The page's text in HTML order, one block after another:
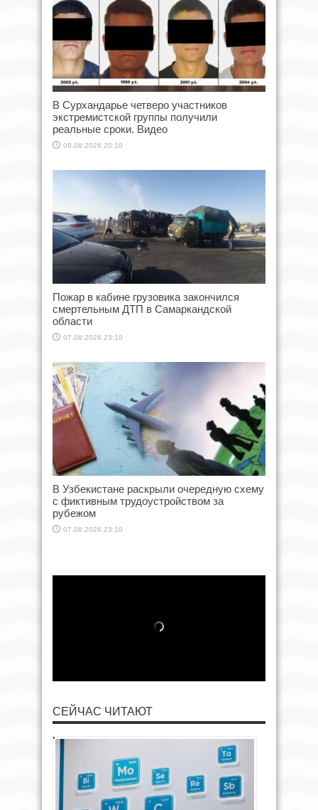
В Сурхандарье четверо участников
экстремистской группы получили
реальные сроки. Видео
08.08.2026 20:10
Пожар в кабине грузовика закончился
смертельным ДТП в Самаркандской
области
07.08.2026 23:10
В Узбекистане раскрыли очередную схему
с фиктивным трудоустройством за
рубежом
07.08.2026 23:10
СЕЙЧАС ЧИТАЮТ